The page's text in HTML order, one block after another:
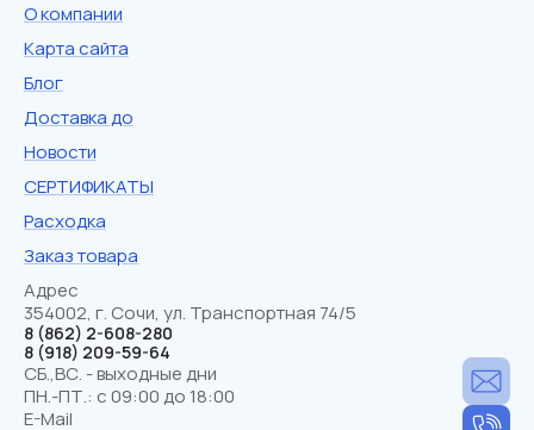
О компании
Карта сайта
Блог
Доставка до
Новости
СЕРТИФИКАТЫ
Расходка
Заказ товара
Адрес
354002, г. Сочи, ул. Транспортная 74/5
8 (862) 2-608-280
8 (918) 209-59-64
СБ.,ВС. - выходные дни
ПН.-ПТ.: с 09:00 до 18:00
E-Mail